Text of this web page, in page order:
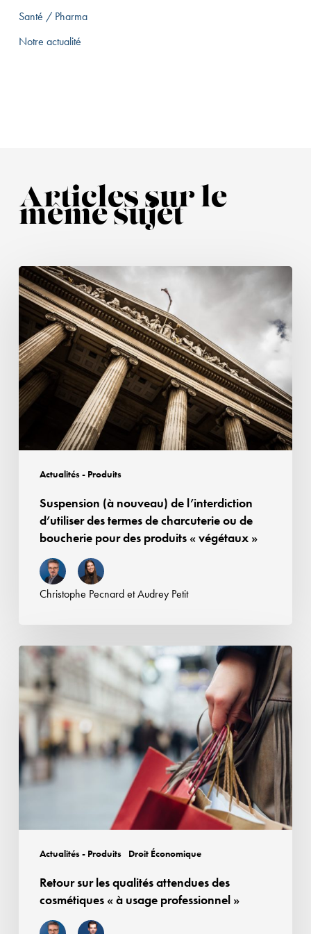
Santé / Pharma
Notre actualité
Articles sur le
même sujet
Actualités - Produits
Suspension
(à
nouveau)
l’interdiction
d’utiliser
des
termes
charcuterie
boucherie
produits
Suspension (à nouveau) de l’interdiction
d’utiliser des termes de charcuterie ou de
boucherie pour des produits « végétaux »
Christophe PecnardetAudrey Petit
Actualités - Produits Droit Économique
Retour
les
qualités
attendues
des
cosmétiques
«
usage
professionnel
Retour sur les qualités attendues des
cosmétiques « à usage professionnel »